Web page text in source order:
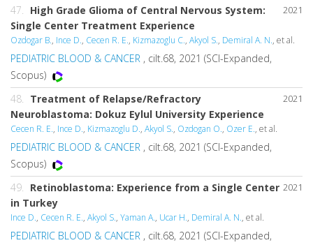
2021
47. High Grade Glioma of Central Nervous System:
Single Center Treatment Experience
Ozdogar B., Ince D., Cecen R. E., Kizmazoglu C., Akyol S., Demiral A. N., et al.
PEDIATRIC BLOOD & CANCER , cilt.68, 2021 (SCI-Expanded,
Scopus)
2021
48. Treatment of Relapse/Refractory
Neuroblastoma: Dokuz Eylul University Experience
Cecen R. E., Ince D., Kizmazoglu D., Akyol S., Ozdogan O., Ozer E., et al.
PEDIATRIC BLOOD & CANCER , cilt.68, 2021 (SCI-Expanded,
Scopus)
2021
49. Retinoblastoma: Experience from a Single Center
in Turkey
Ince D., Cecen R. E., Akyol S., Yaman A., Ucar H., Demiral A. N., et al.
PEDIATRIC BLOOD & CANCER , cilt.68, 2021 (SCI-Expanded,